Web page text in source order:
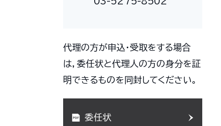
代理の方が申込・受取をする場合
は，委任状と代理人の方の身分を証
明できるものを同封してください。
委任状